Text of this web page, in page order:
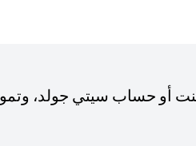
حساب سيتي جولد،